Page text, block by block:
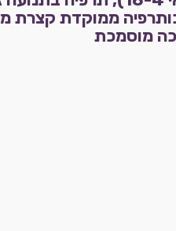
ממוקדת קצרת
מוסמכת